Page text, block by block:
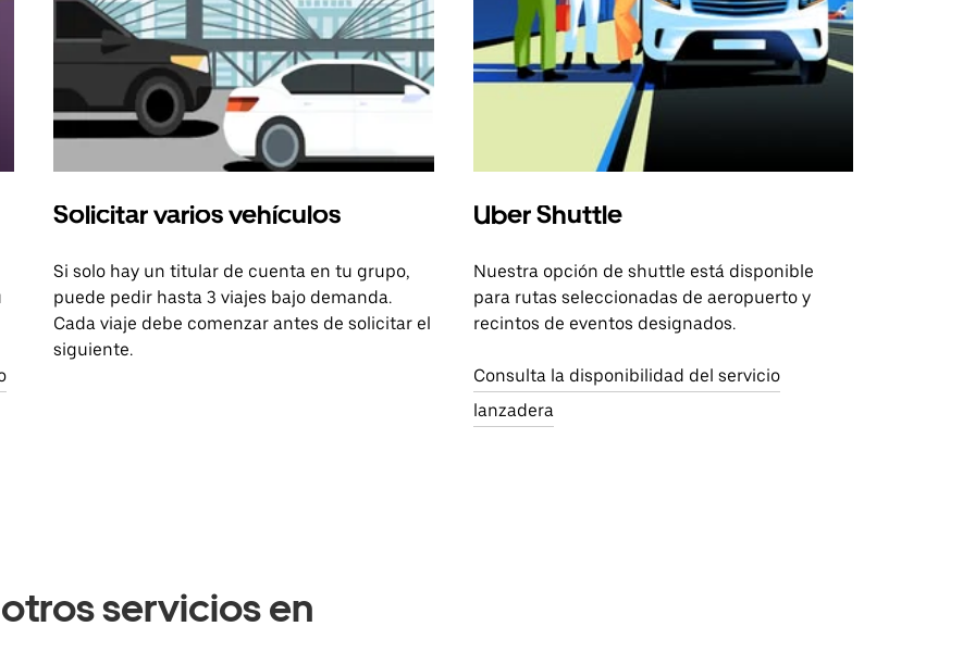
Solicitar varios vehículos
Si solo hay un titular de cuenta en tu grupo,
puede pedir hasta 3 viajes bajo demanda.
Cada viaje debe comenzar antes de solicitar el
siguiente.
Uber Shuttle
Nuestra opción de shuttle está disponible
para rutas seleccionadas de aeropuerto y
recintos de eventos designados.
Consulta la disponibilidad del servicio
lanzadera
servicios en